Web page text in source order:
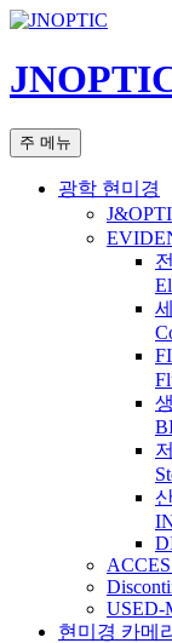
컨
츠
로
너
검
색
주 메뉴
광학 현미경
USED-
현미경 카메